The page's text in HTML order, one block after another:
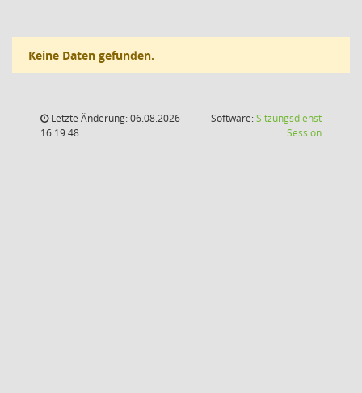
Keine Daten gefunden.
Letzte Änderung: 06.08.2026
16:19:48
Software:Sitzungsdienst
Session(Wird in